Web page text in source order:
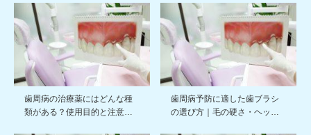
歯周病の治療薬にはどんな種
類がある？使用目的と注意…
歯周病予防に適した歯ブラシ
の選び方｜毛の硬さ・ヘッ…